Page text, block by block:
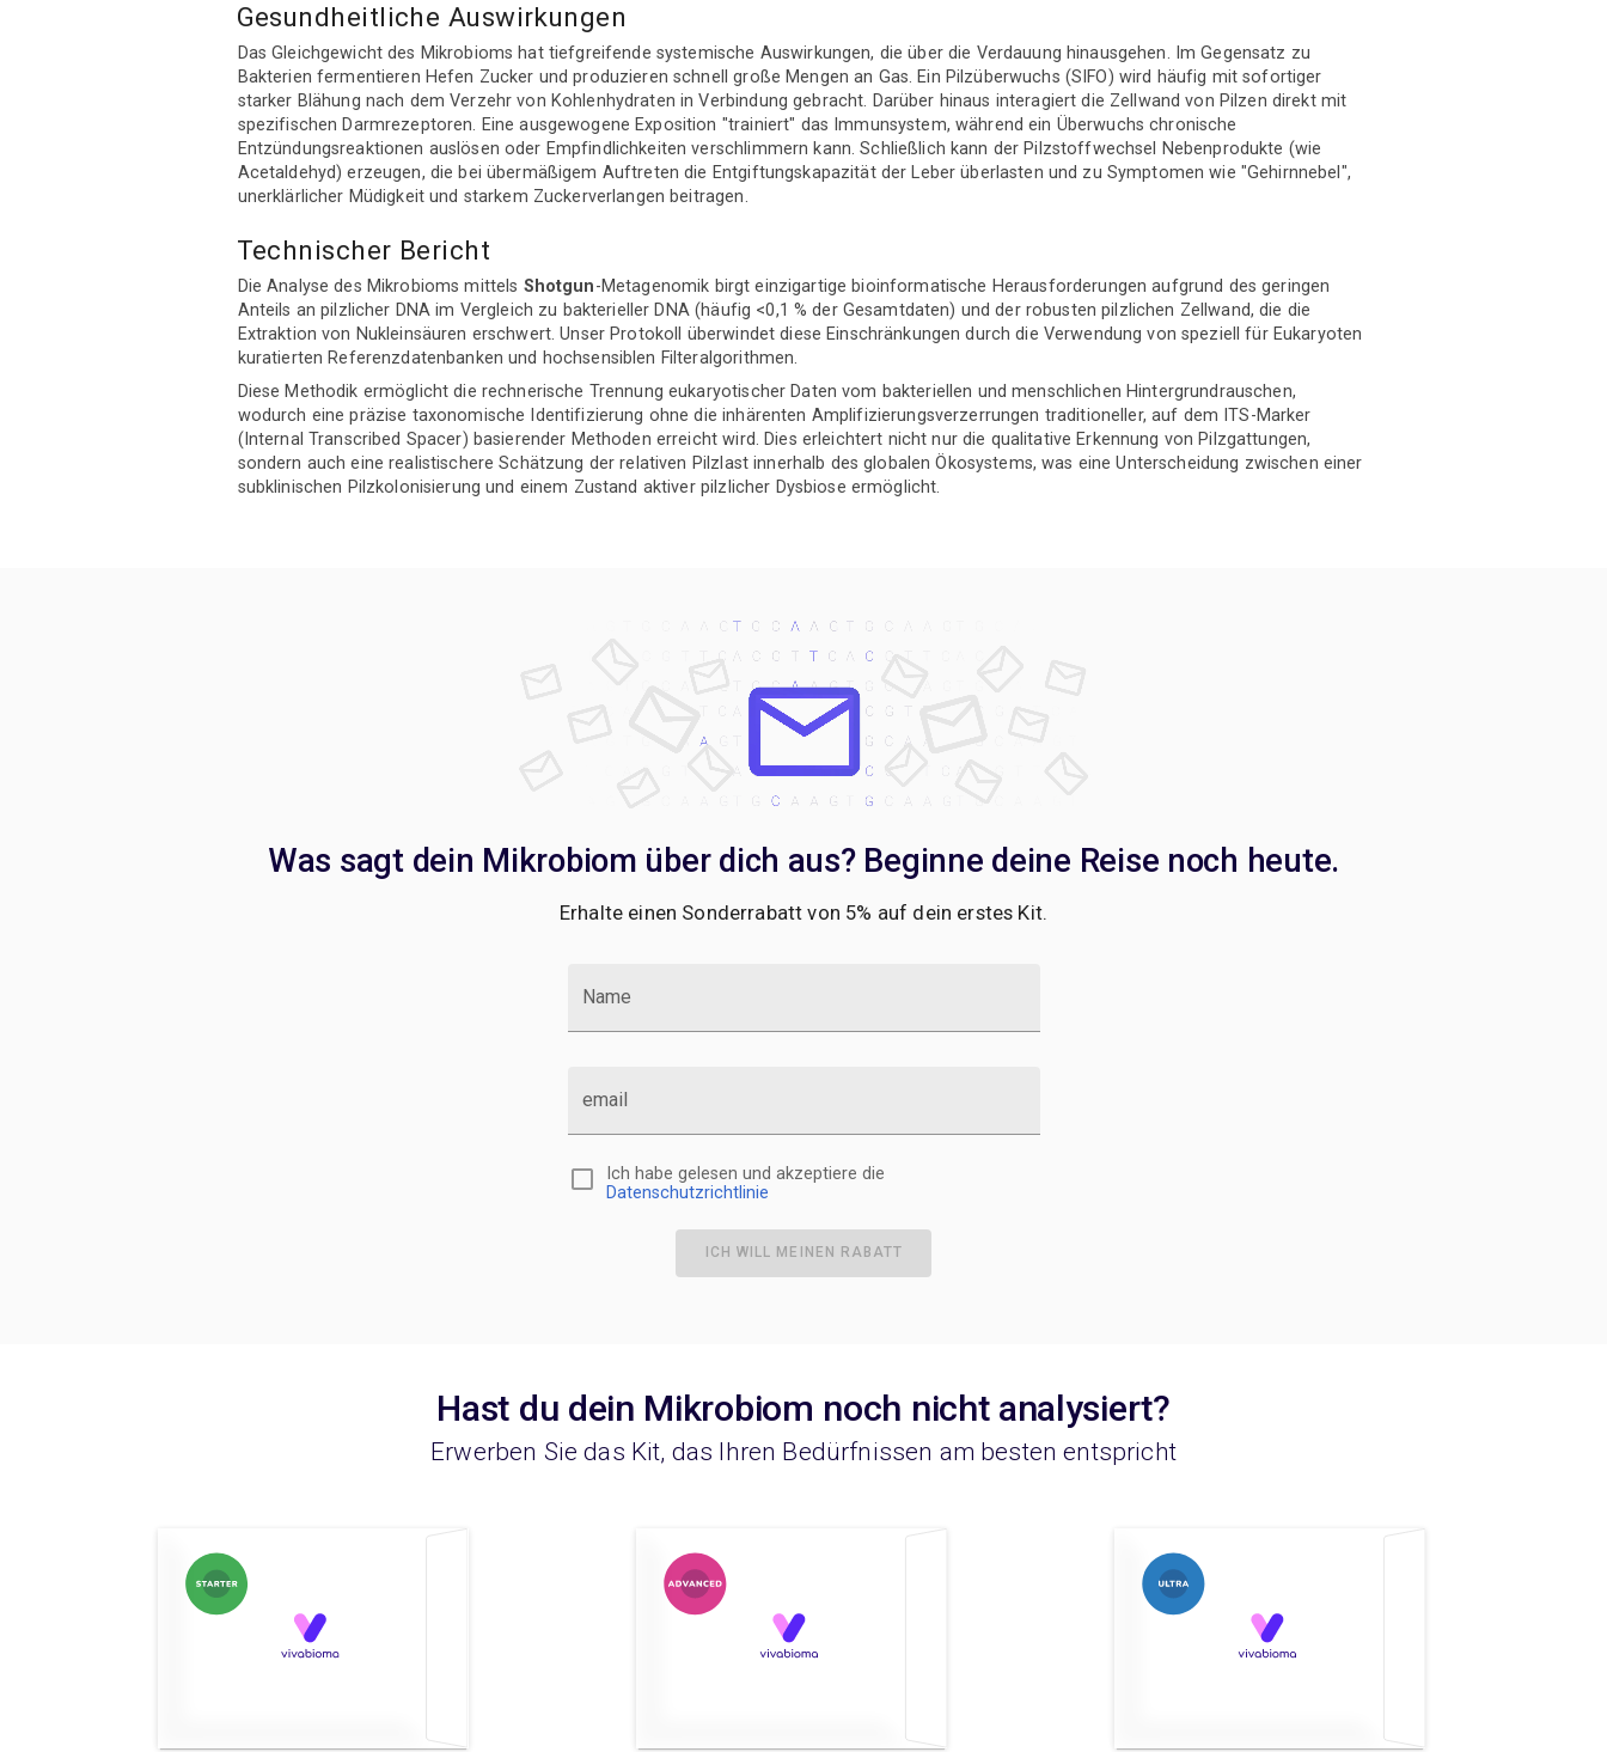
Gesundheitliche Auswirkungen
Das Gleichgewicht des Mikrobioms hat tiefgreifende systemische Auswirkungen, die über die Verdauung hinausgehen. Im Gegensatz zu
Bakterien fermentieren Hefen Zucker und produzieren schnell große Mengen an Gas. Ein Pilzüberwuchs (SIFO) wird häufig mit sofortiger
starker Blähung nach dem Verzehr von Kohlenhydraten in Verbindung gebracht. Darüber hinaus interagiert die Zellwand von Pilzen direkt mit
spezifischen Darmrezeptoren. Eine ausgewogene Exposition "trainiert" das Immunsystem, während ein Überwuchs chronische
Entzündungsreaktionen auslösen oder Empfindlichkeiten verschlimmern kann. Schließlich kann der Pilzstoffwechsel Nebenprodukte (wie
Acetaldehyd) erzeugen, die bei übermäßigem Auftreten die Entgiftungskapazität der Leber überlasten und zu Symptomen wie "Gehirnnebel",
unerklärlicher Müdigkeit und starkem Zuckerverlangen beitragen.
Technischer Bericht
Die Analyse des Mikrobioms mittels Shotgun-Metagenomik birgt einzigartige bioinformatische Herausforderungen aufgrund des geringen
Anteils an pilzlicher DNA im Vergleich zu bakterieller DNA (häufig <0,1 % der Gesamtdaten) und der robusten pilzlichen Zellwand, die die
Extraktion von Nukleinsäuren erschwert. Unser Protokoll überwindet diese Einschränkungen durch die Verwendung von speziell für Eukaryoten
kuratierten Referenzdatenbanken und hochsensiblen Filteralgorithmen.
Diese Methodik ermöglicht die rechnerische Trennung eukaryotischer Daten vom bakteriellen und menschlichen Hintergrundrauschen,
wodurch eine präzise taxonomische Identifizierung ohne die inhärenten Amplifizierungsverzerrungen traditioneller, auf dem ITS-Marker
(Internal Transcribed Spacer) basierender Methoden erreicht wird. Dies erleichtert nicht nur die qualitative Erkennung von Pilzgattungen,
sondern auch eine realistischere Schätzung der relativen Pilzlast innerhalb des globalen Ökosystems, was eine Unterscheidung zwischen einer
subklinischen Pilzkolonisierung und einem Zustand aktiver pilzlicher Dysbiose ermöglicht.
Was sagt dein Mikrobiom über dich aus? Beginne deine Reise noch heute.
Erhalte einen Sonderrabatt von 5% auf dein erstes Kit.
Name
email
Ich habe gelesen und akzeptiere die
Datenschutzrichtlinie
ICH WILL MEINEN RABATT
Hast du dein Mikrobiom noch nicht analysiert?
Erwerben Sie das Kit, das Ihren Bedürfnissen am besten entspricht